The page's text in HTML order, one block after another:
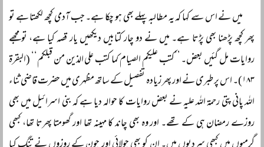
میں نے اس سے کہا کہ یہ مطالبہ پہلے بھی ہو چکا ہے۔ جب آدمی کچھ لکھتا ہے تو
پھر کچھ پڑھنا بھی پڑتا ہے۔ میں نے دو چار کتابیں دیکھیں یار قصہ کیا ہے، تو مجھے
روایات مل گئیں بعض۔ ’’کتب علیکم الصیام کما کتب علی الذین من قبلکم‘‘ (البقرۃ
۱۸۳)۔ اس پر طبری نے اور پھر زیادہ تفصیل کے ساتھ مظہری میں حضرت قاضی ثناء
اللہ پانی پتی رحمۃ اللہ علیہ نے بعض روایات کا حوالہ دیا ہے کہ بنی اسرائیل میں بھی
روزے رمضان ہی کے تھے۔ اور وہ بھی چاند کا مہینہ تھا اور گھومتا پھرتا تھا، کبھی